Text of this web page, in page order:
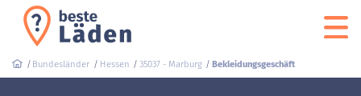
Bundesländer Hessen 35037 - Marburg Bekleidungsgeschäft